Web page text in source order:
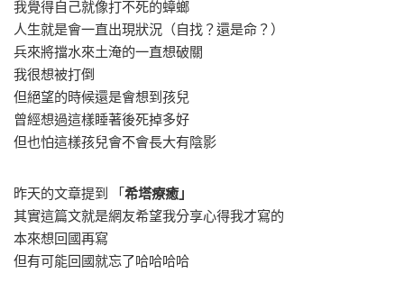
我覺得自己就像打不死的蟑螂
人生就是會一直出現狀況（自找？還是命？）
兵來將擋水來土淹的一直想破關
我很想被打倒
但絕望的時候還是會想到孩兒
曾經想過這樣睡著後死掉多好
但也怕這樣孩兒會不會長大有陰影
昨天的文章提到 「 希塔療癒」
其實這篇文就是網友希望我分享心得我才寫的
本來想回國再寫
但有可能回國就忘了哈哈哈哈